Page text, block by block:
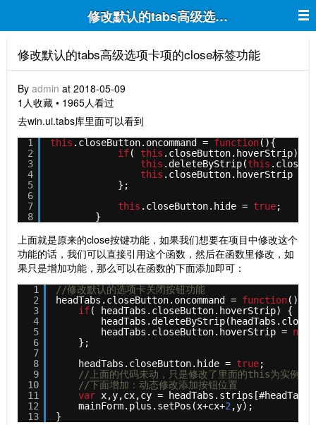
修改默认的tabs高级选项卡项的close标
修改默认的tabs高级选项卡项的close标签功能
By admin at 2018-05-09
1人收藏 • 1965人看过
去win.ui.tabs库里面可以看到
1
2
3
4
5
6
7
8
this .closeButton.oncommand = function(){
if( this .closeButton.hoverStrip) {
this .deleteByStrip(this
this .closeButton.hoverStrip =
};
this .closeButton.hide = true;
}
上面就是原来的close按键功能，如果我们想要在项目中修改这个
功能的话，我们可以直接引用这个函数，然后在函数里修改，如
果只是增加功能，那么可以在函数的下面添加即可：
1
2
3
4
5
6
7
8
9
10
11
12
13
//修改默认的选项卡关闭按钮功能
headTabs.closeButton.oncommand = function(){
if( headTabs.closeButton.hoverStrip) {
headTabs.closeButton.hoverStrip = null
};
headTabs.closeButton.hide = true;
//上面的代码未动，只是修改了里面的this为实例对
//下面增加：动态修改添加按钮位置
var x,y,cx,cy =
mainForm.plus.setPos(x+cx+2 ,y);
}